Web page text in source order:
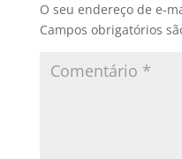
O seu endereço de e-
Campos obrigatórios